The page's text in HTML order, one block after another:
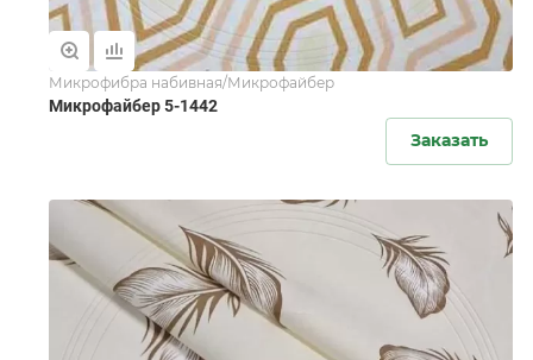
Микрофибра набивная/Микрофайбер
Микрофайбер 5-1442
Заказать